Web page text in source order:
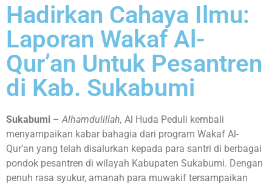
Hadirkan Cahaya Ilmu:
Laporan Wakaf Al-
Qur’an Untuk Pesantren
di Kab. Sukabumi
Sukabumi –Alhamdulillah, Al Huda Peduli kembali
menyampaikan kabar bahagia dari program Wakaf Al-
Qur’an yang telah disalurkan kepada para santri di berbagai
pondok pesantren di wilayah Kabupaten Sukabumi. Dengan
penuh rasa syukur, amanah para muwakif tersampaikan